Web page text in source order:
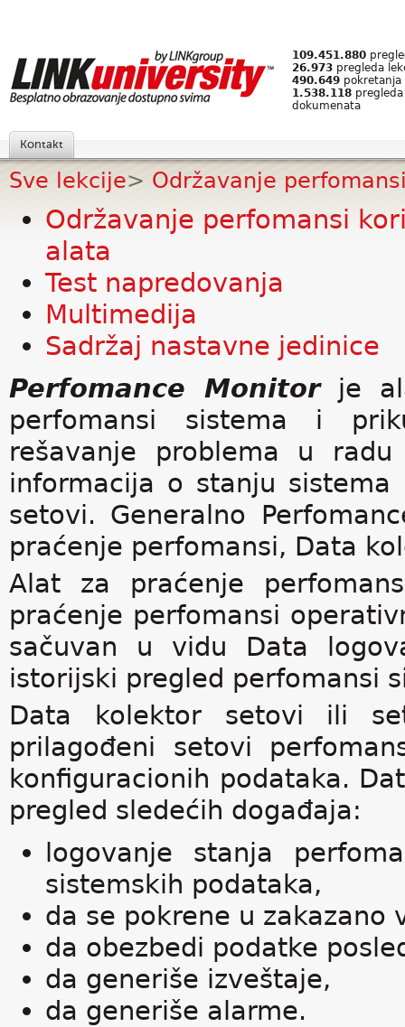
109.451.880
26.973 pregleda
490.649 pokretanja
1.538.118
dokumenata
Kontakt
Sve lekcije> Održavanje
Održavanje perfomansi
alata
Test napredovanja
Multimedija
Sadržaj nastavne jedinice
Perfomance Monitor je
perfomansi sistema i
rešavanje problema u
informacija o stanju
setovi. Generalno
praćenje perfomansi, Data
Alat za praćenje
praćenje perfomansi
sačuvan u vidu Data
istorijski pregled perfomansi
Data kolektor setovi ili
prilagođeni setovi
konfiguracionih podataka.
pregled sledećih događaja:
logovanje stanja
sistemskih podataka,
da se pokrene u zakazano
da obezbedi podatke
da generiše izveštaje,
da generiše alarme.